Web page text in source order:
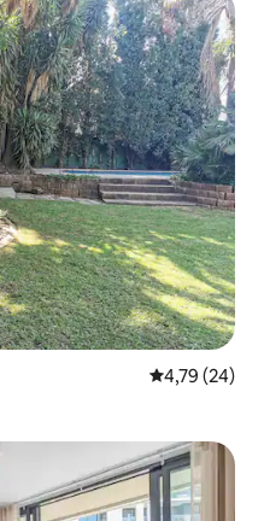
4,79 de uma
4,79 (24)